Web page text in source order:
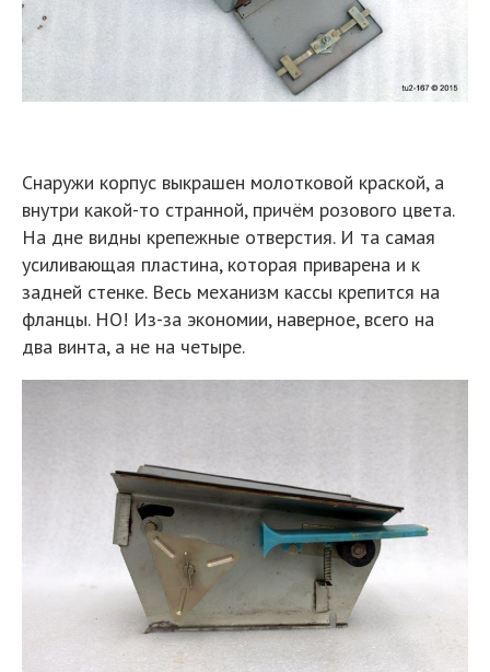
Снаружи корпус выкрашен молотковой краской, а
внутри какой-то странной, причём розового цвета.
На дне видны крепежные отверстия. И та самая
усиливающая пластина, которая приварена и к
задней стенке. Весь механизм кассы крепится на
фланцы. НО! Из-за экономии, наверное, всего на
два винта, а не на четыре.